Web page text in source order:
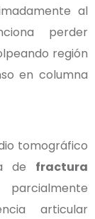
al
perder
región
en columna
tomográfico
de fractura
articular